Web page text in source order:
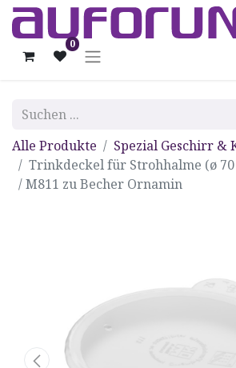
0
Alle Produkte
Spezial Geschirr &
Trinkdeckel für Strohhalme (ø
/ M811 zu Becher Ornamin